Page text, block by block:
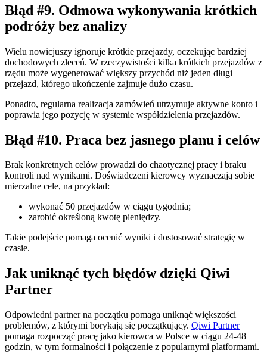
Błąd #9. Odmowa wykonywania krótkich
podróży bez analizy
Wielu nowicjuszy ignoruje krótkie przejazdy, oczekując bardziej
dochodowych zleceń. W rzeczywistości kilka krótkich przejazdów z
rzędu może wygenerować większy przychód niż jeden długi
przejazd, którego ukończenie zajmuje dużo czasu.
Ponadto, regularna realizacja zamówień utrzymuje aktywne konto i
poprawia jego pozycję w systemie współdzielenia przejazdów.
Błąd #10. Praca bez jasnego planu i celów
Brak konkretnych celów prowadzi do chaotycznej pracy i braku
kontroli nad wynikami. Doświadczeni kierowcy wyznaczają sobie
mierzalne cele, na przykład:
wykonać 50 przejazdów w ciągu tygodnia;
zarobić określoną kwotę pieniędzy.
Takie podejście pomaga ocenić wyniki i dostosować strategię w
czasie.
Jak uniknąć tych błędów dzięki Qiwi
Partner
Odpowiedni partner na początku pomaga uniknąć większości
problemów, z którymi borykają się początkujący. Qiwi Partner
pomaga rozpocząć pracę jako kierowca w Polsce w ciągu 24-48
godzin, w tym formalności i połączenie z popularnymi platformami.